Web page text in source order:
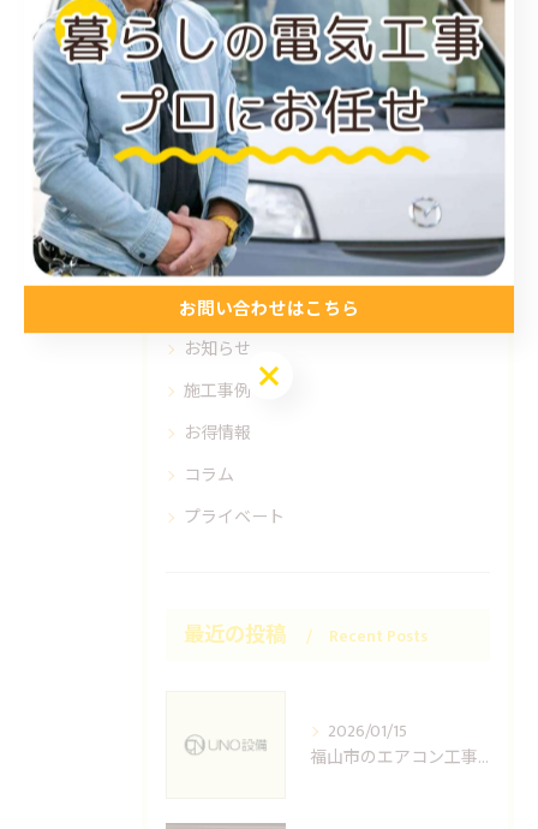
カテゴリー Categories
全てのカテゴリー
福山市のエアコン工事
尾道市のエアコン工事
倉敷市のエアコン工事
アンテナ工事
電気工事
お知らせ
施工事例
お得情報
コラム
プライベート
最近の投稿 Recent Posts
2026/01/15
福山市のエアコン工事ならUNO設備へどうぞ
お問い合わせはこちら
お問い合わせはこちら